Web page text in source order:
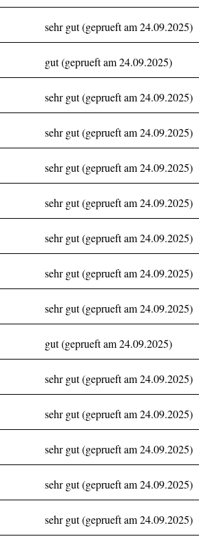
sehr gut (geprueft am 24.09.2025)
gut (geprueft am 24.09.2025)
sehr gut (geprueft am 24.09.2025)
sehr gut (geprueft am 24.09.2025)
sehr gut (geprueft am 24.09.2025)
sehr gut (geprueft am 24.09.2025)
sehr gut (geprueft am 24.09.2025)
sehr gut (geprueft am 24.09.2025)
sehr gut (geprueft am 24.09.2025)
gut (geprueft am 24.09.2025)
sehr gut (geprueft am 24.09.2025)
sehr gut (geprueft am 24.09.2025)
sehr gut (geprueft am 24.09.2025)
sehr gut (geprueft am 24.09.2025)
sehr gut (geprueft am 24.09.2025)